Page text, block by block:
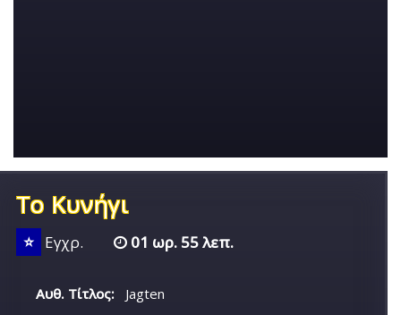
Το Κυνήγι
⭐ Εγχρ. 01 ωρ. 55 λεπ.
Αυθ. Τίτλος:
Jagten